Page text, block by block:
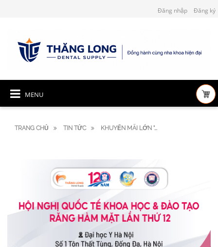
Đăng nhập Đăng ký
MENU
TRANG CHỦ TIN TỨC KHUYẾN MÃI LỚN "...